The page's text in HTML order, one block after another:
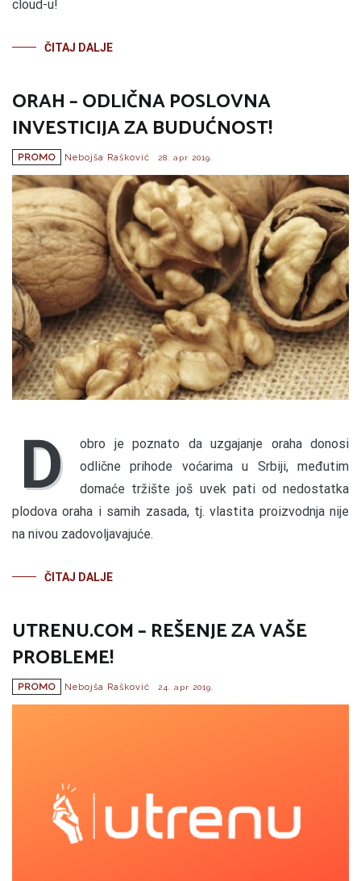
cloud-u!
ČITAJ DALJE
ORAH – ODLIČNA POSLOVNA
INVESTICIJA ZA BUDUĆNOST!
PROMO Nebojša Rašković 28. apr 2019.
D
obro je poznato da uzgajanje oraha donosi
odlične prihode voćarima u Srbiji, međutim
domaće tržište još uvek pati od nedostatka
plodova oraha i samih zasada, tj. vlastita proizvodnja nije
na nivou zadovoljavajuće.
ČITAJ DALJE
UTRENU.COM – REŠENJE ZA VAŠE
PROBLEME!
PROMO Nebojša Rašković 24. apr 2019.